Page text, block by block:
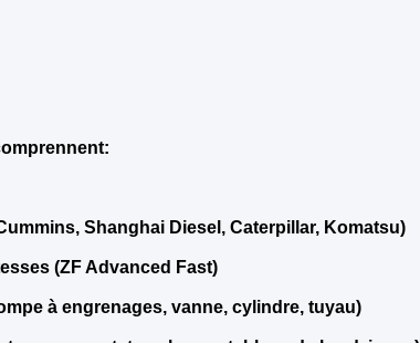
Shanghai Diesel, Caterpillar, Komatsu)
(ZF Advanced Fast)
à engrenages, vanne, cylindre, tuyau)